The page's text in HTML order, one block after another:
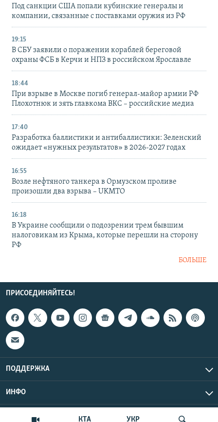
КТА УКР
Под санкции США попали кубинские генералы и
компании, связанные с поставками оружия из РФ
19:15
В СБУ заявили о поражении кораблей береговой
охраны ФСБ в Керчи и НПЗ в российском Ярославле
18:44
При взрыве в Москве погиб генерал-майор армии РФ
Плохотнюк и зять главкома ВКС – российские медиа
17:40
Разработка баллистики и антибаллистики: Зеленский
ожидает «нужных результатов» в 2026-2027 годах
16:55
Возле нефтяного танкера в Ормузском проливе
произошли два взрыва – UKMTO
16:18
В Украине сообщили о подозрении трем бывшим
налоговикам из Крыма, которые перешли на сторону
РФ
БОЛЬШЕ
ПРИСОЕДИНЯЙТЕСЬ!
ПОДДЕРЖКА
ИНФО
Copyright Крым.Реалии, 2026 | Все права защищены.
UTC+3